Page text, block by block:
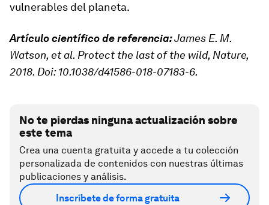
vulnerables del planeta.
Artículo científico de referencia:James E. M.
Watson, et al. Protect the last of the wild, Nature,
2018. Doi: 10.1038/d41586-018-07183-6.
No te pierdas ninguna actualización sobre
este tema
Crea una cuenta gratuita y accede a tu colección
personalizada de contenidos con nuestras últimas
publicaciones y análisis.
Inscríbete de forma gratuita